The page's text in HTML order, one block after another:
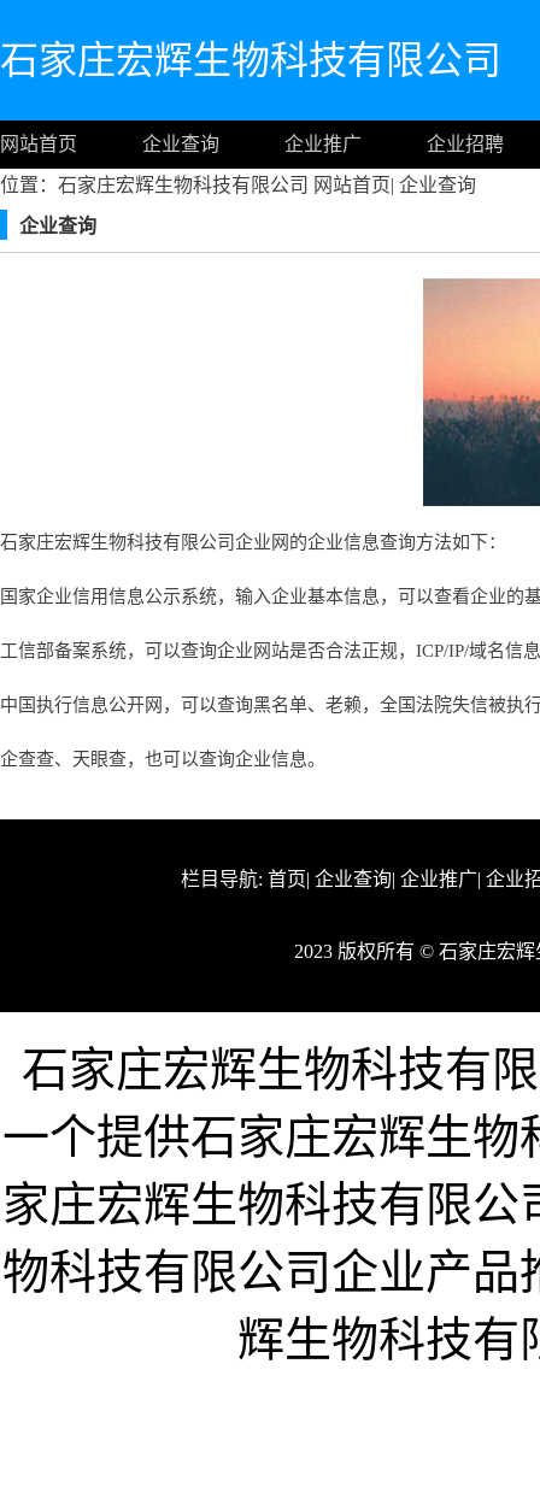
石家庄宏辉生物科技有限公司
网站首页 企业查询 企业推广
企业招聘
位置：石家庄宏辉生物科技有限公司 网站首页| 企业查询
企业查询
石家庄宏辉生物科技有限公司企业网的企业信息查询方法如下：
国家企业信用信息公示系统，输入企业基本信息，可以查看企业的
工信部备案系统，可以查询企业网站是否合法正规，ICP/IP/域名信
中国执行信息公开网，可以查询黑名单、老赖，全国法院失信被执
企查查、天眼查，也可以查询企业信息。
栏目导航: 首页| 企业查询| 企业推广| 企业
2023 版权所有 © 石家庄宏
石家庄宏辉生物科技有
一个提供石家庄宏辉生
家庄宏辉生物科技有限
物科技有限公司企业产
辉生物科技有